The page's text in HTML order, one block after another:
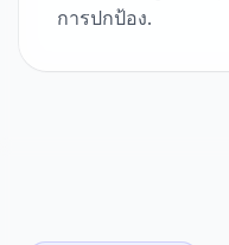
การปกป้อง.